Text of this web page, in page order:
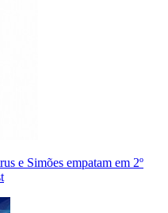
e Simões empatam em 2º